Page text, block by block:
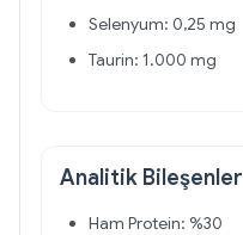
Selenyum: 0,25 mg
Taurin: 1.000 mg
Analitik Bileşenler
Ham Protein: %30